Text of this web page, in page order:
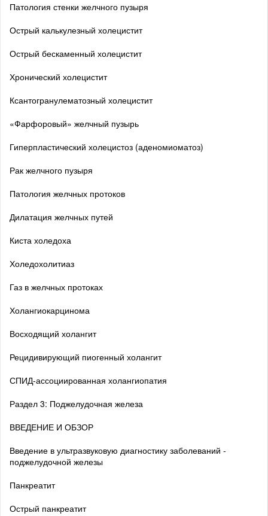
Патология стенки желчного пузыря
Острый калькулезный холецистит
Острый бескаменный холецистит
Хронический холецистит
Ксантогранулематозный холецистит
«Фарфоровый» желчный пузырь
Гиперпластический холецистоз (аденомиоматоз)
Рак желчного пузыря
Патология желчных протоков
Дилатация желчных путей
Киста холедоха
Холедохолитиаз
Газ в желчных протоках
Холангиокарцинома
Восходящий холангит
Рецидивирующий пиогенный холангит
СПИД-ассоциированная холангиопатия
Раздел 3: Поджелудочная железа
ВВЕДЕНИЕ И ОБЗОР
Введение в ультразвуковую диагностику заболеваний ­
поджелудочной железы
Панкреатит
Острый панкреатит